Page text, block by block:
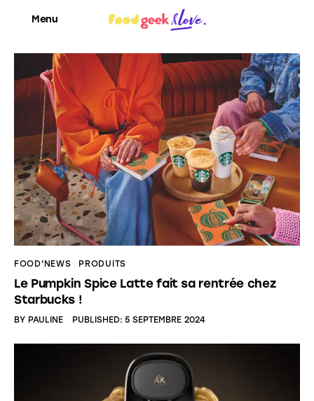
Menu
Food’News
Food’Com
Food’Art
Food’Event
Food’Life
FOOD'NEWS PRODUITS
Le Pumpkin Spice Latte fait sa rentrée chez
Starbucks !
BY PAULINE PUBLISHED: 5 SEPTEMBRE 2024